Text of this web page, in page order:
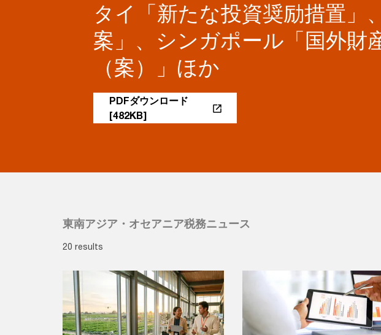
タイ「新たな投資奨励措置」
案」、シンガポール「国外財
（案）」ほか
PDFダウンロード
[482KB]
東南アジア・オセアニア税務ニュース
20 results